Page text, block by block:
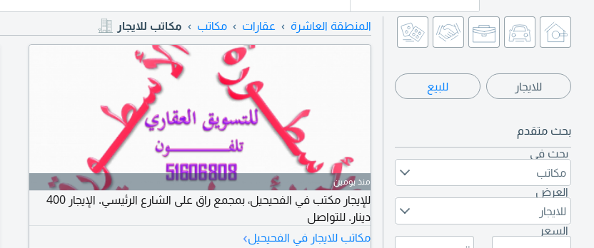
للايجار للبيع
بحث متقدم
بحث في
مكاتب
العرض
للايجار
السعر
المنطقة العاشرة عقارات مكاتب مكاتب للايجار
منذ يومين
للإيجار مكتب في الفحيحيل، بمجمع راق على الشارع الرئيسي. الإيجار 400
دينار. للتواصل
مكاتب للايجار في الفحيحيل›